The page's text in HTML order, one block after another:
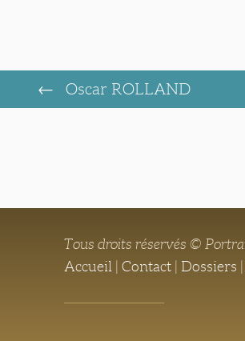
Oscar ROLLAND
Tous droits réservés ©
Accueil
|Contact Dossiers